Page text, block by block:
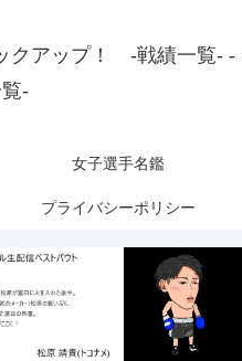
クアップ！ -戦績一覧- -
-
女子選手名鑑
プライバシーポリシー